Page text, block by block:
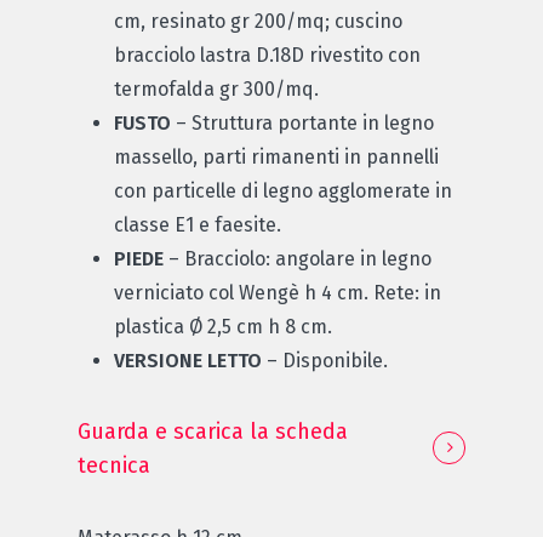
cm, resinato gr 200/mq; cuscino
bracciolo lastra D.18D rivestito con
termofalda gr 300/mq.
FUSTO – Struttura portante in legno
massello, parti rimanenti in pannelli
con particelle di legno agglomerate in
classe E1 e faesite.
PIEDE – Bracciolo: angolare in legno
verniciato col Wengè h 4 cm. Rete: in
plastica Ø 2,5 cm h 8 cm.
VERSIONE LETTO – Disponibile.
Guarda e scarica la scheda
tecnica